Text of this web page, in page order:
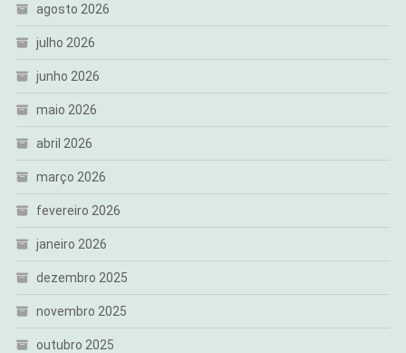
agosto 2026
julho 2026
junho 2026
maio 2026
abril 2026
março 2026
fevereiro 2026
janeiro 2026
dezembro 2025
novembro 2025
outubro 2025